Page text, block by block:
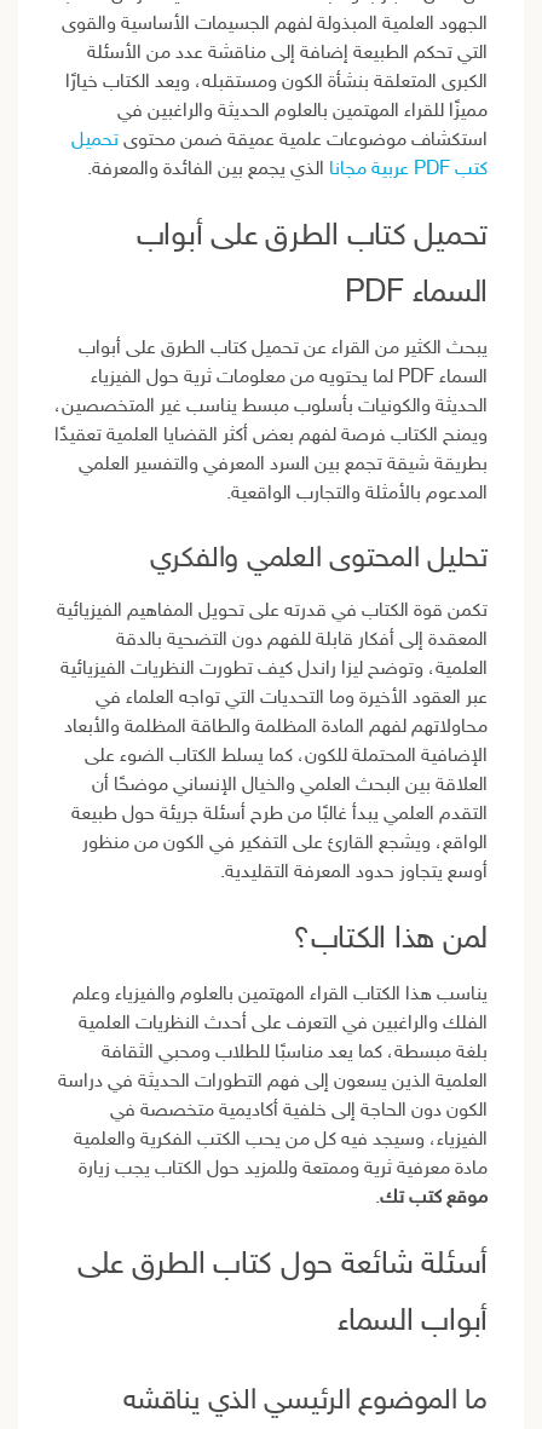
الجهود العلمية المبذولة لفهم الجسيمات الأساسية والقوى
التي تحكم الطبيعة إضافة إلى مناقشة عدد من الأسئلة
الكبرى المتعلقة بنشأة الكون ومستقبله، ويعد الكتاب خيارًا
مميزًا للقراء المهتمين بالعلوم الحديثة والراغبين في
استكشاف موضوعات علمية عميقة ضمن محتوى تحميل
كتب PDF عربية مجانا
الذي يجمع بين الفائدة والمعرفة.
تحميل كتاب الطرق على أبواب
السماء PDF
يبحث الكثير من القراء عن تحميل كتاب الطرق على أبواب
السماء PDF لما يحتويه من معلومات ثرية حول الفيزياء
الحديثة والكونيات بأسلوب مبسط يناسب غير المتخصصين،
ويمنح الكتاب فرصة لفهم بعض أكثر القضايا العلمية تعقيدًا
بطريقة شيقة تجمع بين السرد المعرفي والتفسير العلمي
المدعوم بالأمثلة والتجارب الواقعية.
تحليل المحتوى العلمي والفكري
تكمن قوة الكتاب في قدرته على تحويل المفاهيم الفيزيائية
المعقدة إلى أفكار قابلة للفهم دون التضحية بالدقة
العلمية، وتوضح ليزا راندل كيف تطورت النظريات الفيزيائية
عبر العقود الأخيرة وما التحديات التي تواجه العلماء في
محاولاتهم لفهم المادة المظلمة والطاقة المظلمة والأبعاد
الإضافية المحتملة للكون، كما يسلط الكتاب الضوء على
العلاقة بين البحث العلمي والخيال الإنساني موضحًا أن
التقدم العلمي يبدأ غالبًا من طرح أسئلة جريئة حول طبيعة
الواقع، ويشجع القارئ على التفكير في الكون من منظور
أوسع يتجاوز حدود المعرفة التقليدية.
لمن هذا الكتاب؟
يناسب هذا الكتاب القراء المهتمين بالعلوم والفيزياء وعلم
الفلك والراغبين في التعرف على أحدث النظريات العلمية
بلغة مبسطة، كما يعد مناسبًا للطلاب ومحبي الثقافة
العلمية الذين يسعون إلى فهم التطورات الحديثة في دراسة
الكون دون الحاجة إلى خلفية أكاديمية متخصصة في
الفيزياء، وسيجد فيه كل من يحب الكتب الفكرية والعلمية
مادة معرفية ثرية وممتعة وللمزيد حول الكتاب يجب زيارة
موقع كتب تك.
أسئلة شائعة حول كتاب الطرق على
أبواب السماء
ما الموضوع الرئيسي الذي يناقشه